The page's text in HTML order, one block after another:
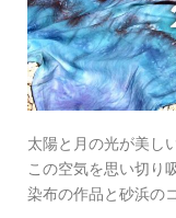
太陽と月の光が美し
この空気を思い切り
染布の作品と砂浜の